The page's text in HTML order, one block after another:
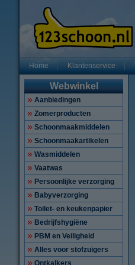
Home Klantenservice
Webwinkel
Aanbiedingen
Zomerproducten
Schoonmaakmiddelen
Schoonmaakartikelen
Wasmiddelen
Vaatwas
Persoonlijke verzorging
Babyverzorging
Toilet- en keukenpapier
Bedrijfshygiëne
PBM en Veiligheid
Alles voor stofzuigers
Ontkalkers